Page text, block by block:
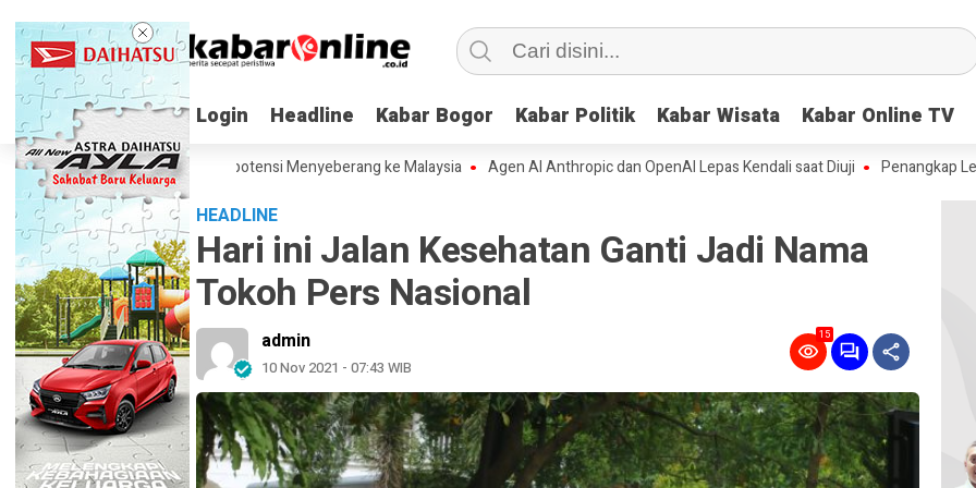
Login Headline Kabar Bogor Kabar Politik Kabar Wisata Kabar Online TV
Login Headline Kabar Bogor Kabar Politik Kabar Wisata Kabar Online TV
Karhutla Kalbar Berpotensi Menyeberang ke Malaysia Agen AI Anthropic dan OpenAI Lepas Kendali saat Diuji Penangkap Lele Jumbo
HEADLINE
Hari ini Jalan Kesehatan Ganti Jadi Nama
Tokoh Pers Nasional
admin
10 Nov 2021 - 07:43 WIB
15